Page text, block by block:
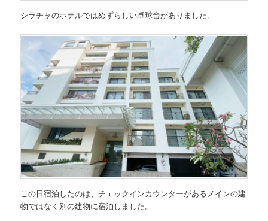
シラチャのホテルではめずらしい卓球台がありました。
この日宿泊したのは、チェックインカウンターがあるメインの建
物ではなく別の建物に宿泊しました。